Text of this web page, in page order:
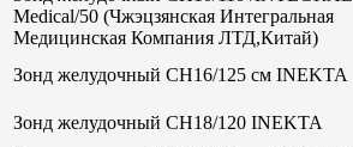
Medical/50 (Чжэцзянская Интегральная
Медицинская Компания ЛТД,Китай)
Зонд желудочный СН16/125 см INEKTA
Зонд желудочный СН18/120 INEKTA